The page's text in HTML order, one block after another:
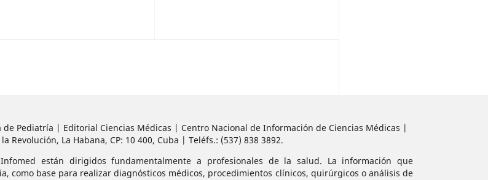
de Pediatría | Editorial Ciencias Médicas | Centro Nacional de Información de Ciencias Médicas |
La Habana, CP: 10 400, Cuba | Teléfs.: (537) 838 3892.
están dirigidos fundamentalmente a profesionales de la salud. La información que
como base para realizar diagnósticos médicos, procedimientos clínicos, quirúrgicos o análisis de